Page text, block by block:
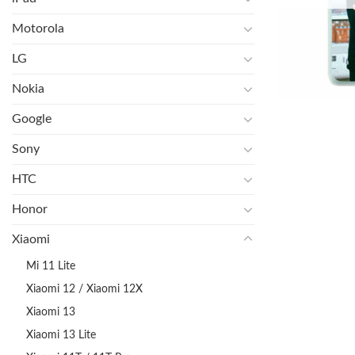
Motorola
LG
Nokia
Google
Sony
HTC
Honor
Xiaomi
Mi 11 Lite
Xiaomi 12 / Xiaomi 12X
Xiaomi 13
Xiaomi 13 Lite